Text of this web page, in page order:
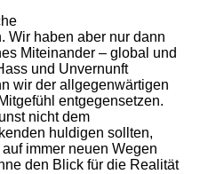
Wir haben aber nur dann
Miteinander – global und
und Unvernunft
wir der allgegenwärtigen
entgegensetzen.
nicht dem
huldigen sollten,
immer neuen Wegen
den Blick für die Realität